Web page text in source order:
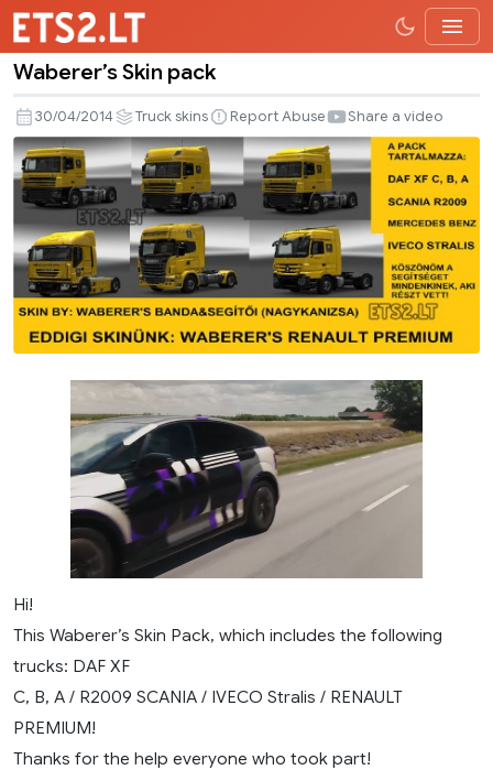
Skin
pack
Waberer’s Skin pack
30/04/2014 Truck skins Report Abuse Share a video
Hi!
This Waberer’s Skin Pack, which includes the following
trucks: DAF XF
C, B, A / R2009 SCANIA / IVECO Stralis / RENAULT
PREMIUM!
Thanks for the help everyone who took part!